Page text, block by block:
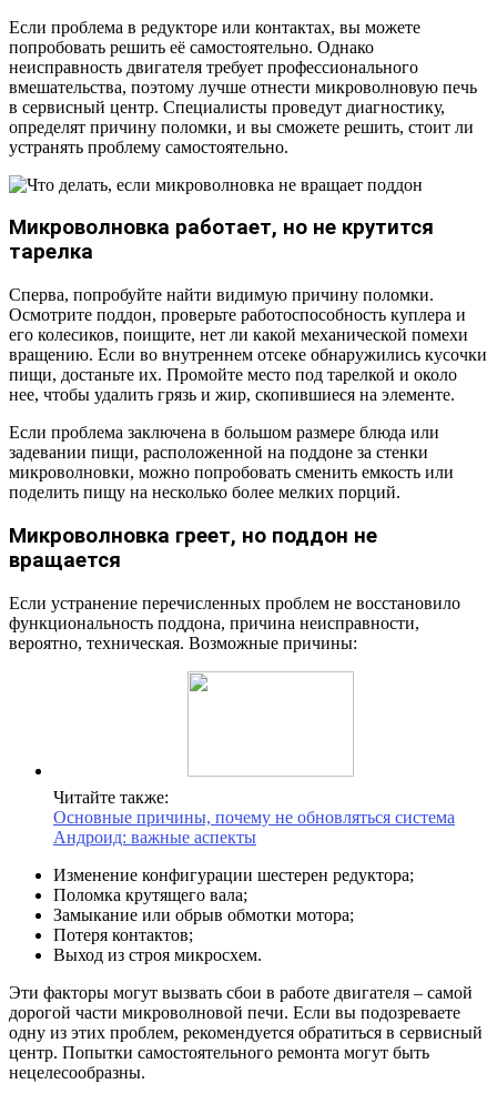
Если проблема в редукторе или контактах, вы можете
попробовать решить её самостоятельно. Однако
неисправность двигателя требует профессионального
вмешательства, поэтому лучше отнести микроволновую печь
в сервисный центр. Специалисты проведут диагностику,
определят причину поломки, и вы сможете решить, стоит ли
устранять проблему самостоятельно.
Микроволновка работает, но не крутится
тарелка
Сперва, попробуйте найти видимую причину поломки.
Осмотрите поддон, проверьте работоспособность куплера и
его колесиков, поищите, нет ли какой механической помехи
вращению. Если во внутреннем отсеке обнаружились кусочки
пищи, достаньте их. Промойте место под тарелкой и около
нее, чтобы удалить грязь и жир, скопившиеся на элементе.
Если проблема заключена в большом размере блюда или
задевании пищи, расположенной на поддоне за стенки
микроволновки, можно попробовать сменить емкость или
поделить пищу на несколько более мелких порций.
Микроволновка греет, но поддон не
вращается
Если устранение перечисленных проблем не восстановило
функциональность поддона, причина неисправности,
вероятно, техническая. Возможные причины:
Читайте также:
Основные причины, почему не обновляться система
Андроид: важные аспекты
Изменение конфигурации шестерен редуктора;
Поломка крутящего вала;
Замыкание или обрыв обмотки мотора;
Потеря контактов;
Выход из строя микросхем.
Эти факторы могут вызвать сбои в работе двигателя – самой
дорогой части микроволновой печи. Если вы подозреваете
одну из этих проблем, рекомендуется обратиться в сервисный
центр. Попытки самостоятельного ремонта могут быть
нецелесообразны.